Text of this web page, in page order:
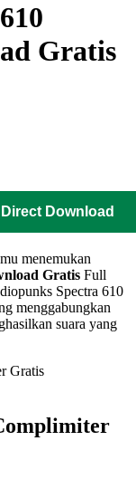
Gratis
Direct Download
menemukan
Gratis Full
Spectra 610
menggabungkan
suara yang